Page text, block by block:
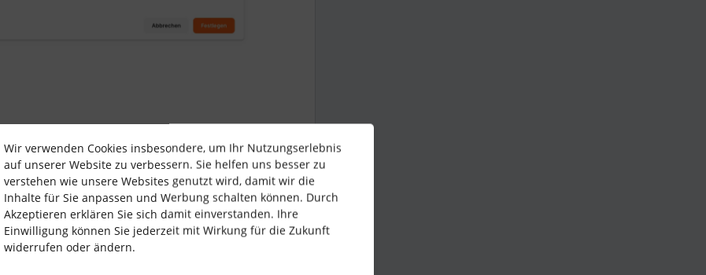
teams Team Calendar department view
Teilen
Wir verwenden Cookies insbesondere, um Ihr Nutzungserlebnis
auf unserer Website zu verbessern. Sie helfen uns besser zu
verstehen wie unsere Websites genutzt wird, damit wir die
Inhalte für Sie anpassen und Werbung schalten können. Durch
Akzeptieren erklären Sie sich damit einverstanden. Ihre
Einwilligung können Sie jederzeit mit Wirkung für die Zukunft
widerrufen oder ändern.